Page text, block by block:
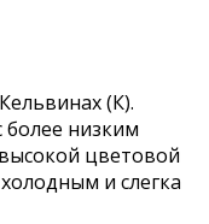
(К).
более низким
цветовой
и слегка